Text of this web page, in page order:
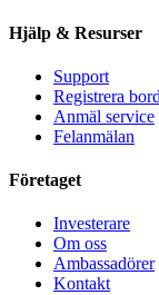
Hjälp & Resurser
Support
Registrera bord
Anmäl service
Felanmälan
Företaget
Investerare
Om oss
Ambassadörer
Kontakt